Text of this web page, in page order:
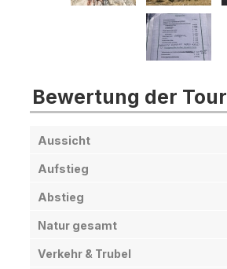
Bewertung der Tour
Aussicht
Aufstieg
Abstieg
Natur gesamt
Verkehr & Trubel